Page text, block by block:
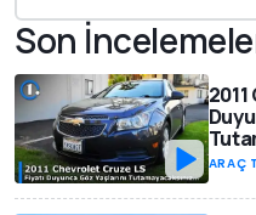
Son
ARAÇ